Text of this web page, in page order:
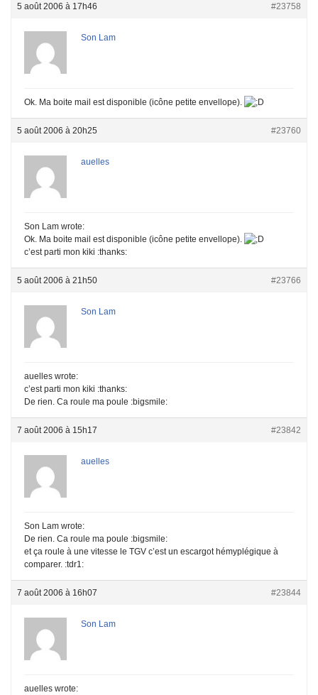
5 août 2006 à 17h46 #23758
Son Lam
Ok. Ma boite mail est disponible (icône petite envellope).
5 août 2006 à 20h25 #23760
auelles
Son Lam wrote:
Ok. Ma boite mail est disponible (icône petite envellope).
c’est parti mon kiki :thanks:
5 août 2006 à 21h50 #23766
Son Lam
auelles wrote:
c’est parti mon kiki :thanks:
De rien. Ca roule ma poule :bigsmile:
7 août 2006 à 15h17 #23842
auelles
Son Lam wrote:
De rien. Ca roule ma poule :bigsmile:
et ça roule à une vitesse le TGV c’est un escargot hémyplégique à
comparer. :tdr1:
7 août 2006 à 16h07 #23844
Son Lam
auelles wrote: